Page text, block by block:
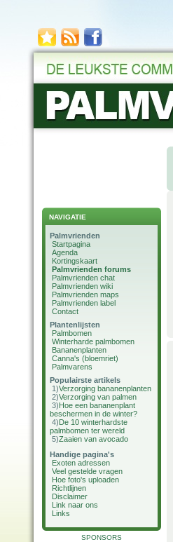
NAVIGATIE
Palmvrienden
Startpagina
Agenda
Kortingskaart
Palmvrienden forums
Palmvrienden chat
Palmvrienden wiki
Palmvrienden maps
Palmvrienden label
Contact
Plantenlijsten
Palmbomen
Winterharde palmbomen
Bananenplanten
Canna's (bloemriet)
Palmvarens
Populairste artikels
1)Verzorging bananenplanten
2)Verzorging van palmen
3)Hoe een bananenplant
beschermen in de winter?
4)De 10 winterhardste
palmbomen ter wereld
5)Zaaien van avocado
Handige pagina's
Exoten adressen
Veel gestelde vragen
Hoe foto's uploaden
Richtlijnen
Disclaimer
Link naar ons
Links
SPONSORS